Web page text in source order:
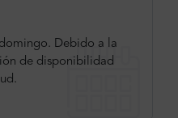
Debido a la
de disponibilidad